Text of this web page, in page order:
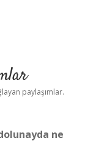
paylaşımlar.
ne